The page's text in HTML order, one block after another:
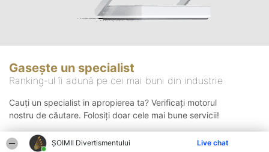
ŞOIMII Divertismentului Live chat
Gasește un specialist
Ranking-ul îi adună pe cei mai buni din industrie
Cauți un specialist in apropierea ta? Verificați motorul
nostru de căutare. Folosiți doar cele mai bune servicii!